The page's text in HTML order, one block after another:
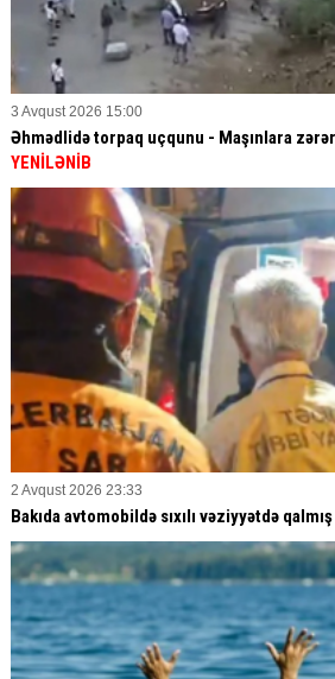
3 Avqust 2026 15:00
Əhmədlidə torpaq uçqunu - Maşınlara
YENİLƏNİB
2 Avqust 2026 23:33
Bakıda avtomobildə sıxılı vəziyyətdə